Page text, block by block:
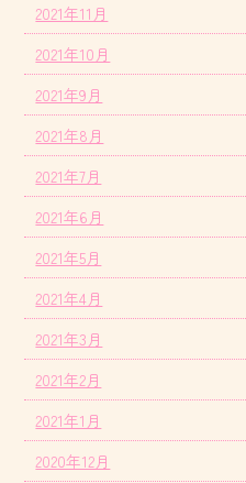
2021年11月
2021年10月
2021年9月
2021年8月
2021年7月
2021年6月
2021年5月
2021年4月
2021年3月
2021年2月
2021年1月
2020年12月